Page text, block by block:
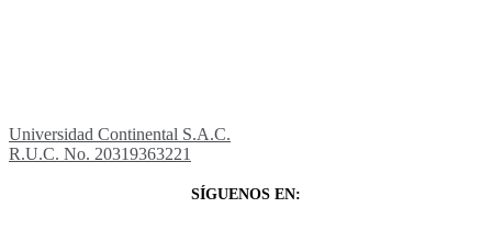
Universidad Continental S.A.C.
R.U.C. No. 20319363221
SÍGUENOS EN: